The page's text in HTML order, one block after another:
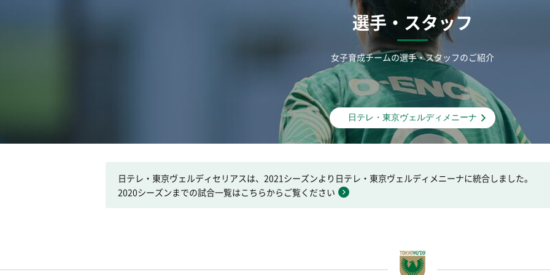
選手・スタッフ
女子育成チームの選手・スタッフのご紹介
日テレ・東京ヴェルディメニーナ
日テレ・東京ヴェルディセリアスは、2021シーズンより日テレ・東京ヴェルディメニーナに統合しました。
2020シーズンまでの試合一覧はこちらからご覧ください